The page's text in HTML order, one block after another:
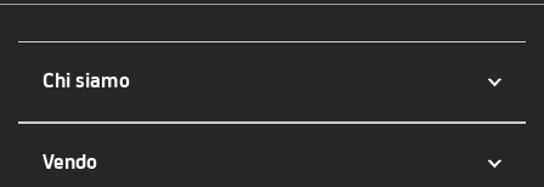
Chi siamo
Vendo